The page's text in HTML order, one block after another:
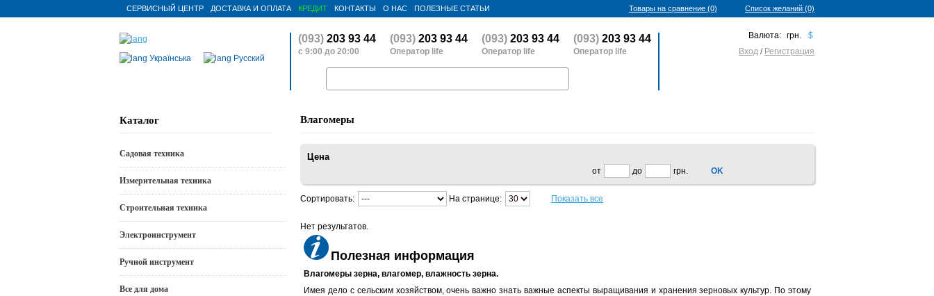
СЕРВИСНЫЙ ЦЕНТР ДОСТАВКА И ОПЛАТА КРЕДИТ КОНТАКТЫ О НАС ПОЛЕЗНЫЕ СТАТЬИ Товары на сравнение (0) Список желаний (0)
Українська Русский
(093) 203 93 44 (093) 203 93 44 (093) 203 93 44 (093) 203 93 44
с 9:00 до 20:00 Оператор life Оператор life Оператор life
Валюта: грн.
$
Вход / Регистрация
Влагомеры
Цена
от до грн. OK
Сортировать: На странице: Показать все
Нет результатов.
Полезная информация
Влагомеры зерна, влагомер, влажность зерна.
Имея дело с сельским хозяйством, очень важно знать важные аспекты выращивания и хранения зерновых культур. По этому
Каталог
Садовая техника
Измерительная техника
Строительная техника
Электроинструмент
Ручной инструмент
Все для дома